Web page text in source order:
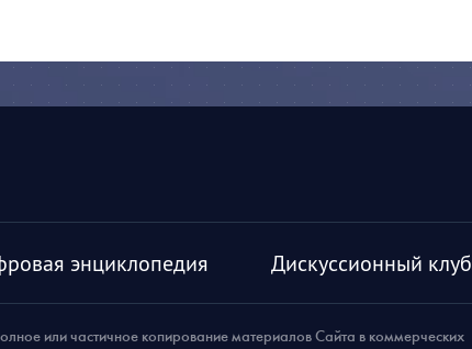
энциклопедия Дискуссионный клуб
или частичное копирование материалов Сайта в коммерческих